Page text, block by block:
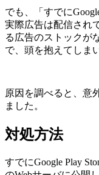
でも、「すでに
実際広告は配信され
る広告のストックが
で、頭を抱えてしま
原因を調べると、意
ました。
対処方法
すでにGoogle Play